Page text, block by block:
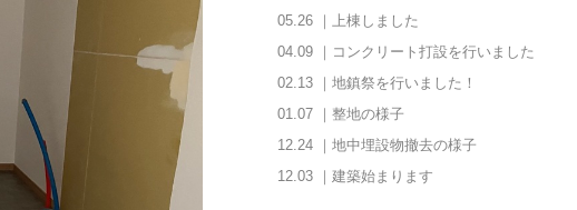
05.26 ｜上棟しました
04.09 ｜コンクリート打設を行いました
02.13 ｜地鎮祭を行いました！
01.07 ｜整地の様子
12.24 ｜地中埋設物撤去の様子
12.03 ｜建築始まります